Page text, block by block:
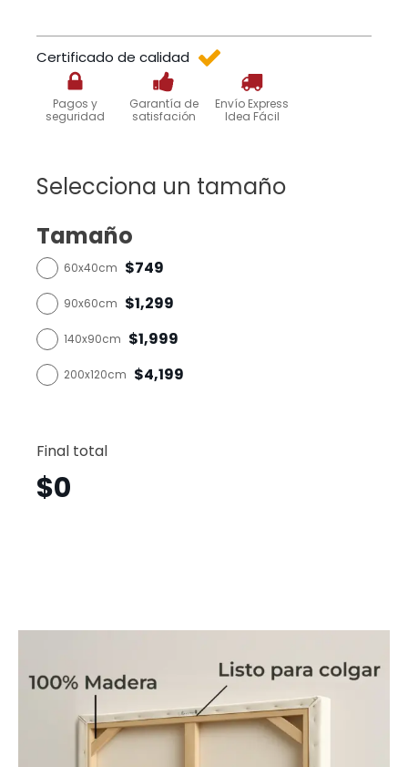
Certificado de calidad
Pagos y
seguridad
Garantía de
satisfación
Envío Express
Idea Fácil
Selecciona un tamaño
Tamaño
60x40cm $749
90x60cm $1,299
140x90cm $1,999
200x120cm $4,199
Final total
$0